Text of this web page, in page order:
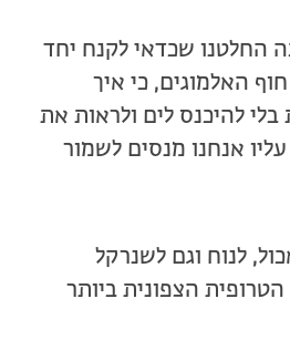
החלטנו שכדאי לקנח יחד
האלמוגים, כי איך
להיכנס לים ולראות את
אנחנו מנסים לשמור
לנוח וגם לשנרקל
הצפונית ביותר